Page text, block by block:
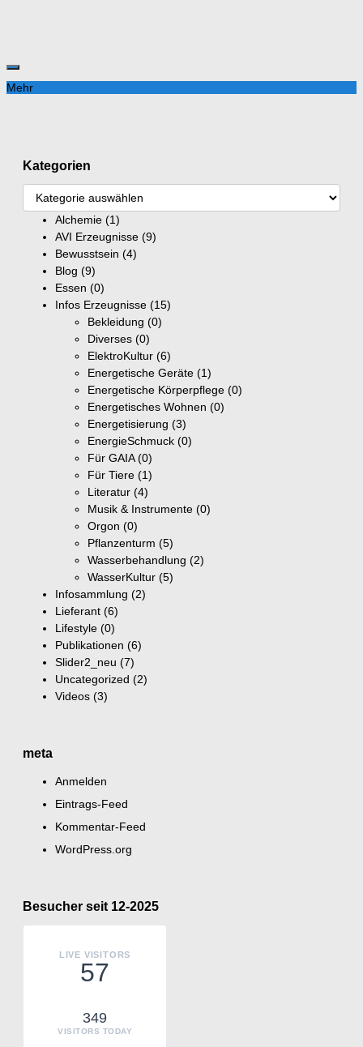
Mehr
Kategorien
Alchemie (1)
AVI Erzeugnisse (9)
Bewusstsein (4)
Blog (9)
Essen (0)
Infos Erzeugnisse (15)
Bekleidung (0)
Diverses (0)
ElektroKultur (6)
Energetische Geräte (1)
Energetische Körperpflege (0)
Energetisches Wohnen (0)
Energetisierung (3)
EnergieSchmuck (0)
Für GAIA(0)
Für Tiere (1)
Literatur (4)
Musik & Instrumente (0)
Orgon (0)
Pflanzenturm (5)
Wasserbehandlung (2)
WasserKultur (5)
Infosammlung (2)
Lieferant (6)
Lifestyle (0)
Publikationen (6)
Slider2_neu (7)
Uncategorized (2)
Videos (3)
meta
Anmelden
Eintrags-Feed
Kommentar-Feed
WordPress.org
Besucher seit 12-2025
LIVE VISITORS
57
349
VISITORS TODAY